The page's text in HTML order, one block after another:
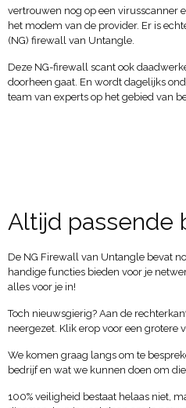
vertrouwen nog op een virusscanner
het modem van de provider. Er is
(NG) firewall van Untangle.
Deze NG-firewall scant ook
doorheen gaat. En wordt dagelijks
team van experts op het gebied van
Altijd passende
De NG Firewall van Untangle bevat
handige functies bieden voor je
alles voor je in!
Toch nieuwsgierig? Aan de
neergezet. Klik erop voor een grotere
We komen graag langs om te
bedrijf en wat we kunnen doen om die
100% veiligheid bestaat helaas niet,